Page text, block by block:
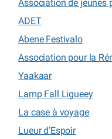
Association de jeunes
ADET
Abene Festivalo
Association pour la
Yaakaar
Lamp Fall Ligueey
La case à voyage
Lueur d’Espoir